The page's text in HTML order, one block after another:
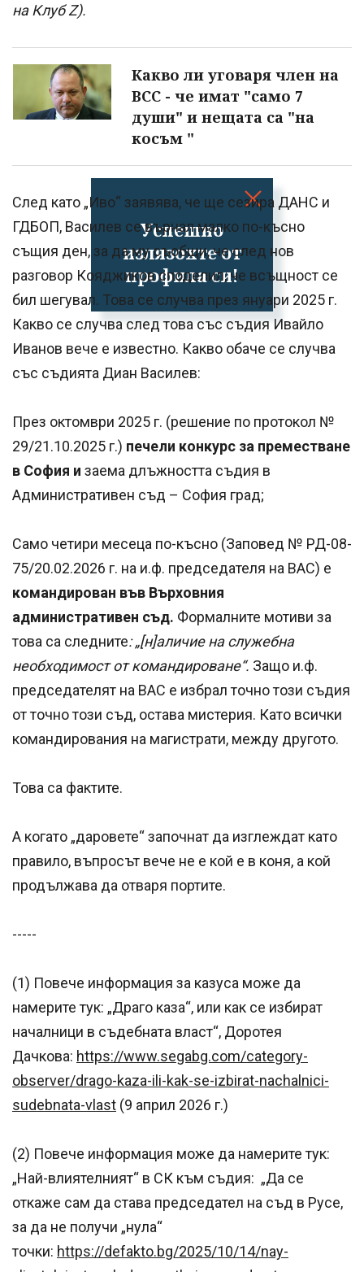
Успешно
излязохте от
профила си!
на Клуб Z).
Какво ли уговаря член на
ВСС - че имат "само 7
души" и нещата са "на
косъм "
След като „Иво“ заявява, че ще сезира ДАНС и
ГДБОП, Василев се върнал малко по-късно
същия ден, за да му съобщи, че след нов
разговор Кояджиков споделил, че всъщност се
бил шегувал. Това се случва през януари 2025 г.
Какво се случва след това със съдия Ивайло
Иванов вече е известно. Какво обаче се случва
със съдията Диан Василев:
През октомври 2025 г. (решение по протокол №
29/21.10.2025 г.) печели конкурс за преместване
в София и заема длъжността съдия в
Административен съд – София град;
Само четири месеца по-късно (Заповед № РД-08-
75/20.02.2026 г. на и.ф. председателя на ВАС) е
командирован във Върховния
административен съд. Формалните мотиви за
това са следните: „[н]аличие на служебна
необходимост от командироване“. Защо и.ф.
председателят на ВАС е избрал точно този съдия
от точно този съд, остава мистерия. Като всички
командирования на магистрати, между другото.
Това са фактите.
А когато „даровете“ започнат да изглеждат като
правило, въпросът вече не е кой е в коня, а кой
продължава да отваря портите.
-----
(1) Повече информация за казуса може да
намерите тук: „Драго каза“, или как се избират
началници в съдебната власт“, Доротея
Дачкова: https://www.segabg.com/category-
observer/drago-kaza-ili-kak-se-izbirat-nachalnici-
sudebnata-vlast (9 април 2026 г.)
(2) Повече информация може да намерите тук:
„Най-влиятелният“ в СК към съдия: „Да се
откаже сам да става председател на съд в Русе,
за да не получи „нула“
точки: https://defakto.bg/2025/10/14/nay-